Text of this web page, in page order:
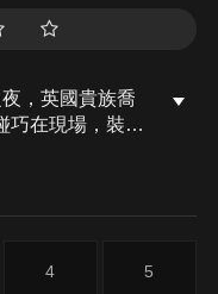
，英國貴族喬
巧在現場，裝做
兒子的迪奧。喬
，他遇見了一
4 5